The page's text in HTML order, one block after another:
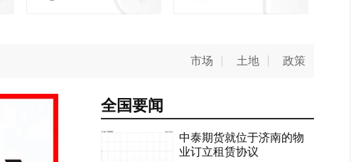
市场 土地 政策
全国要闻
中泰期货就位于济南的物
业订立租赁协议